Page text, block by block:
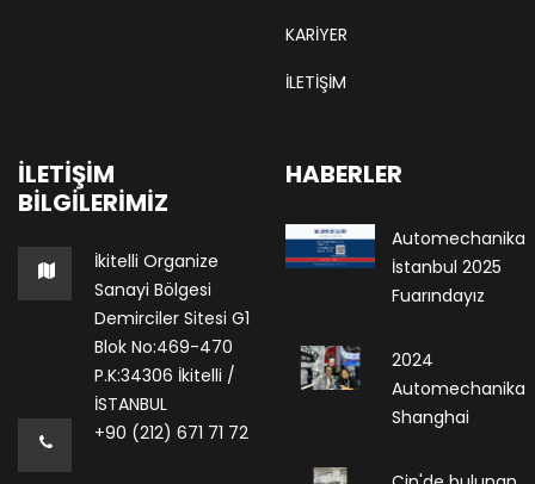
KARIYER
İLETİŞİM
İLETIŞIM
BILGILERIMIZ
İkitelli Organize
Sanayi Bölgesi
Demirciler Sitesi G1
Blok No:469-470
P.K:34306 İkitelli /
İSTANBUL
+90 (212) 671 71 72
HABERLER
Automechanika
İstanbul 2025
Fuarındayız
2024
Automechanika
Shanghai